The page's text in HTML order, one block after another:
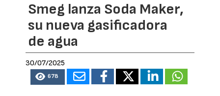
Smeg lanza Soda Maker,
su nueva gasificadora
de agua
30/07/2025
678